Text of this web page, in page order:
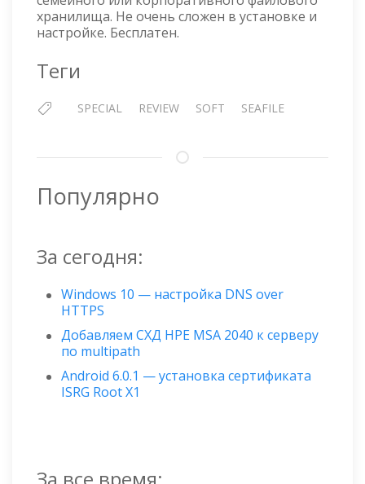
хранилища. Не очень сложен в установке и
настройке. Бесплатен.
Теги
SPECIAL REVIEW SOFT SEAFILE
Популярно
За сегодня:
Windows 10 — настройка DNS over
HTTPS
Добавляем СХД HPE MSA 2040 к серверу
по multipath
Android 6.0.1 — установка сертификата
ISRG Root X1